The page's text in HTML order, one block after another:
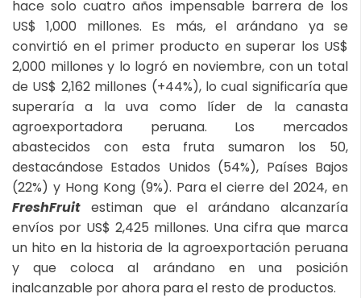
hace solo cuatro años impensable barrera de los
US$ 1,000 millones. Es más, el arándano ya se
convirtió en el primer producto en superar los US$
2,000 millones y lo logró en noviembre, con un total
de US$ 2,162 millones (+44%), lo cual significaría que
superaría a la uva como líder de la canasta
agroexportadora peruana. Los mercados
abastecidos con esta fruta sumaron los 50,
destacándose Estados Unidos (54%), Países Bajos
(22%) y Hong Kong (9%). Para el cierre del 2024, en
FreshFruit estiman que el arándano alcanzaría
envíos por US$ 2,425 millones. Una cifra que marca
un hito en la historia de la agroexportación peruana
y que coloca al arándano en una posición
inalcanzable por ahora para el resto de productos.